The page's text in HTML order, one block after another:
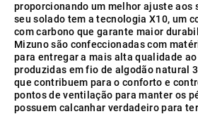
proporcionando um melhor ajuste aos
seu solado tem a tecnologia X10, um
com carbono que garante maior
Mizuno são confeccionadas com
para entregar a mais alta qualidade
produzidas em fio de algodão natural
que contribuem para o conforto e
pontos de ventilação para manter os
possuem calcanhar verdadeiro para